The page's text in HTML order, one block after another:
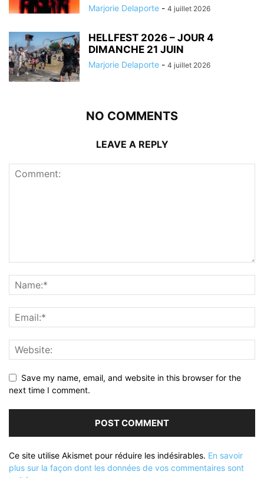
Marjorie Delaporte - 4 juillet 2026
HELLFEST 2026 – JOUR 4
DIMANCHE 21 JUIN
Marjorie Delaporte - 4 juillet 2026
NO COMMENTS
LEAVE A REPLY
Save my name, email, and website in this browser for the
next time I comment.
Ce site utilise Akismet pour réduire les indésirables. En savoir
plus sur la façon dont les données de vos commentaires sont